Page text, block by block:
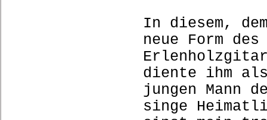
In diesem,
neue Form
diente ihm als
jungen Mann
singe